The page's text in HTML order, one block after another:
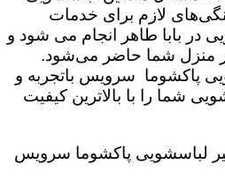
لازم برای خدمات
در بابا طاهر انجام می شود و
منزل شما حاضر می‌شود.
پاکشوما سرویس باتجربه و
شما را با بالاترین کیفیت
لباسشویی پاکشوما سرویس